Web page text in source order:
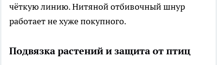
чёткую линию. Нитяной отбивочный шнур
работает не хуже покупного.
Подвязка растений и защита от птиц